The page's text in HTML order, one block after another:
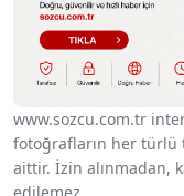
www.sozcu.com.tr
fotoğrafların her türlü
aittir. İzin alınmadan,
edilemez.